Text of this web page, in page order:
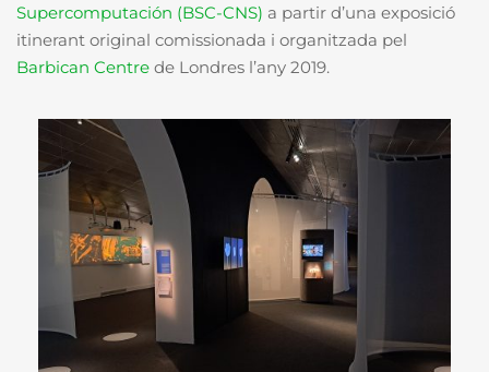
Supercomputación (BSC-CNS) a partir d’una exposició
itinerant original comissionada i organitzada pel
Barbican Centre de Londres l’any 2019.